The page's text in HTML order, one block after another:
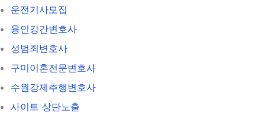
운전기사모집
용인강간변호사
성범죄변호사
구미이혼전문변호사
수원강제추행변호사
사이트 상단노출